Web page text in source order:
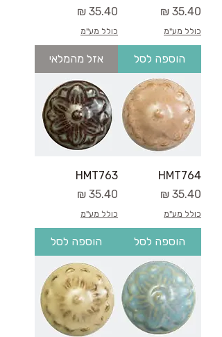
מחיר
כולל מע"מ
הוספה לסל
מחיר
כולל מע"מ
אזל מהמלאי
HMT764
מחיר
כולל מע"מ
הוספה לסל
HMT763
מחיר
כולל מע"מ
הוספה לסל